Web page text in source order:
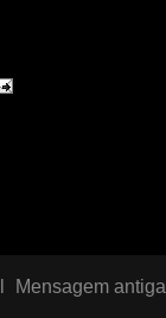
Mensagem antiga